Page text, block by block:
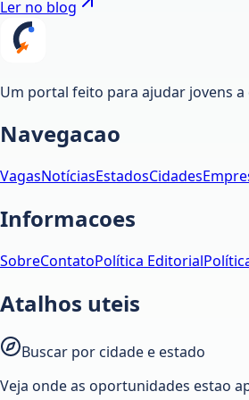
Ler no blog
Um portal feito para ajudar jovens
Navegacao
VagasNotíciasEstadosCidades
Informacoes
SobreContatoPolítica Editorial
Atalhos uteis
Buscar por cidade e estado
Veja onde as oportunidades estao